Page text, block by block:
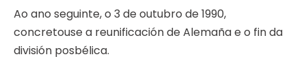
Ao ano seguinte, o 3 de outubro de 1990,
concretouse a reunificación de Alemaña e o fin da
división posbélica.